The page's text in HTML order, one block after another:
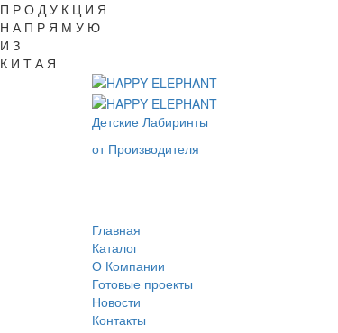
П Р О Д У К Ц И Я
Н А П Р Я М У Ю
И З
К И Т А Я
Детские Лабиринты
от Производителя
Главная
Каталог
О Компании
Готовые проекты
Новости
Контакты